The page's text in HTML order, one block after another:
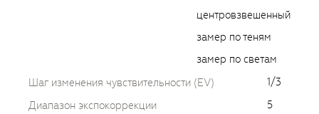
центровзвешенный
замер по теням
замер по светам
Шаг изменения чувствительности (EV)
1/3
Диапазон экспокоррекции
5